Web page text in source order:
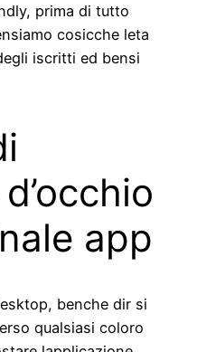
prima di tutto
cosicche leta
iscritti ed bensi
app
benche dir si
qualsiasi coloro